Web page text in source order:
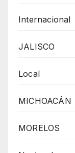
Internacional
JALISCO
Local
MICHOACÁN
MORELOS